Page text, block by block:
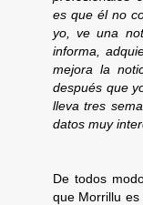
es que él no
yo, ve una
informa,
mejora la
después que
lleva tres
datos muy
De todos
que Morrillu